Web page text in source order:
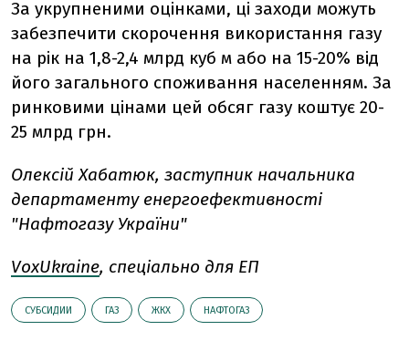
За укрупненими оцінками, ці заходи можуть
забезпечити скорочення використання газу
на рік на 1,8-2,4 млрд куб м або на 15-20% від
його загального споживання населенням. За
ринковими цінами цей обсяг газу коштує 20-
25 млрд грн.
Олексій Хабатюк, заступник начальника
департаменту енергоефективності
"Нафтогазу України"
VoxUkraine, спеціально для ЕП
СУБСИДИИ ГАЗ ЖКХ НАФТОГАЗ